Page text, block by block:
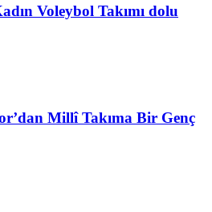
Voleybol Takımı dolu
Millî Takıma Bir Genç